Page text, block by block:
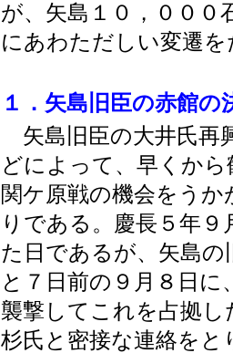
が、矢島１０，００
にあわただしい変遷
１．矢島旧臣の赤館の
矢島旧臣の大井氏再
どによって、早くか
関ケ原戦の機会をう
りである。慶長５年
た日であるが、矢島
と７日前の９月８日
襲撃してこれを占拠
杉氏と密接な連絡をと